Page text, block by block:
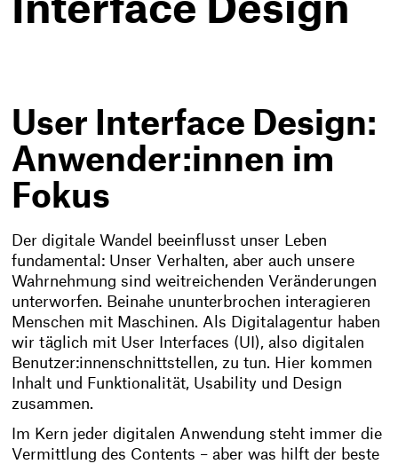
Interface Design
User Interface Design:
Anwender:innen im
Fokus
Der digitale Wandel beeinflusst unser Leben
fundamental: Unser Verhalten, aber auch unsere
Wahrnehmung sind weitreichenden Veränderungen
unterworfen. Beinahe ununterbrochen interagieren
Menschen mit Maschinen. Als Digitalagentur haben
wir täglich mit User Interfaces (UI), also digitalen
Benutzer:innenschnittstellen, zu tun. Hier kommen
Inhalt und Funktionalität, Usability und Design
zusammen.
Im Kern jeder digitalen Anwendung steht immer die
Vermittlung des Contents – aber was hilft der beste